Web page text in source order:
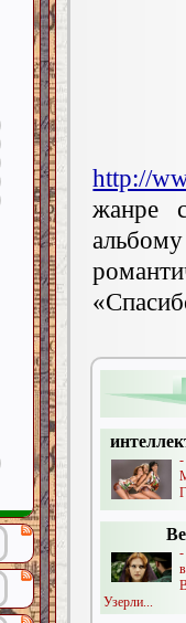
-
Узерли...
http://
жанре